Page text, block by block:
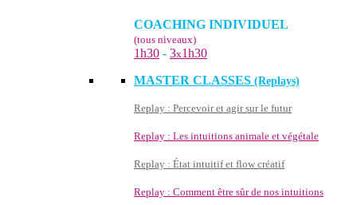
COACHING INDIVIDUEL
(tous niveaux)
1h30 - 3x1h30
MASTER CLASSES (Replays)
Replay : Percevoir et agir sur le futur
Replay : Les intuitions animale et végétale
Replay : État intuitif et flow créatif
Replay : Comment être sûr de nos intuitions